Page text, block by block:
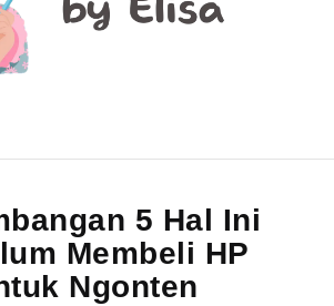
5 Hal Ini
Membeli HP
Ngonten